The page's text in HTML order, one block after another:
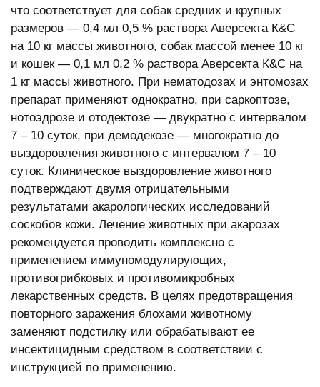
что соответствует для собак средних и крупных
размеров — 0,4 мл 0,5 % раствора Аверсекта К&С
на 10 кг массы животного, собак массой менее 10 кг
и кошек — 0,1 мл 0,2 % раствора Аверсекта К&С на
1 кг массы животного. При нематодозах и энтомозах
препарат применяют однократно, при саркоптозе,
нотоэдрозе и отодектозе — двукратно с интервалом
7 – 10 суток, при демодекозе — многократно до
выздоровления животного с интервалом 7 – 10
суток. Клиническое выздоровление животного
подтверждают двумя отрицательными
результатами акарологических исследований
соскобов кожи. Лечение животных при акарозах
рекомендуется проводить комплексно с
применением иммуномодулирующих,
противогрибковых и противомикробных
лекарственных средств. В целях предотвращения
повторного заражения блохами животному
заменяют подстилку или обрабатывают ее
инсектицидным средством в соответствии с
инструкцией по применению.